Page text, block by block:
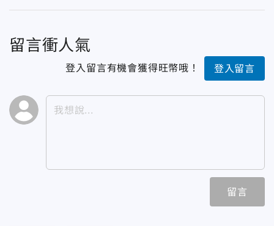
留言衝人氣
登入留言有機會獲得旺幣哦！ 登入留言
留言